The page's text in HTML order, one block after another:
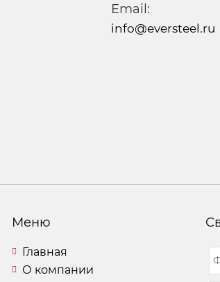
Email:
info@eversteel.ru
Меню
Главная
О компании